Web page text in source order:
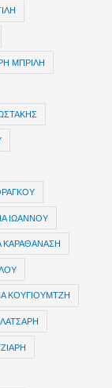
ΜΠΡΙΛΗ
ΙΩΑΝΝΟΥ
ΚΑΡΑΘΑΝΑΣΗ
ΚΟΥΓΙΟΥΜΤΖΗ
ΛΑΤΣΑΡΗ